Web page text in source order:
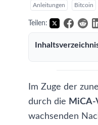
Anleitungen Bitcoin
Teilen:
Im Zuge der
durch die MiCA-
wachsenden